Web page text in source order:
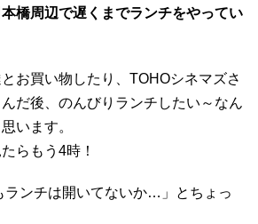
本橋周辺で遅くまでランチをやってい
お買い物したり、TOHOシネマズさ
だ後、のんびりランチしたい～なん
います。
らもう4時！
ランチは開いてないか…」とちょっ